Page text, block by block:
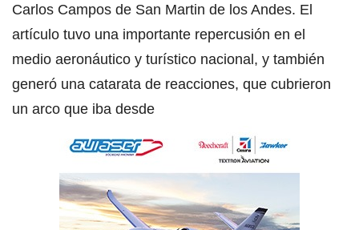
Carlos Campos de San Martin de los Andes. El
artículo tuvo una importante repercusión en el
medio aeronáutico y turístico nacional, y también
generó una catarata de reacciones, que cubrieron
un arco que iba desde